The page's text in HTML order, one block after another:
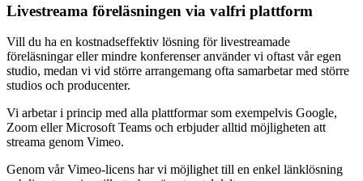
Livestreama föreläsningen via valfri plattform
Vill du ha en kostnadseffektiv lösning för livestreamade
föreläsningar eller mindre konferenser använder vi oftast vår egen
studio, medan vi vid större arrangemang ofta samarbetar med större
studios och producenter.
Vi arbetar i princip med alla plattformar som exempelvis Google,
Zoom eller Microsoft Teams och erbjuder alltid möjligheten att
streama genom Vimeo.
Genom vår Vimeo-licens har vi möjlighet till en enkel länklösning